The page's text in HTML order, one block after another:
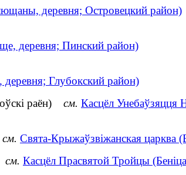
деревня; Островецкий район)
деревня; Пинский район)
Глубокский район)
раён) см. Касцёл Унебаўзяцця
см. Свята-Крыжаўзвіжанская царква
см. Касцёл Прасвятой Тройцы